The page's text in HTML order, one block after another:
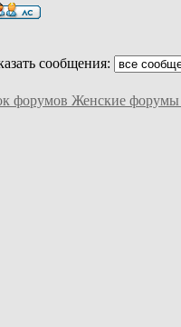
сообщения:
форумов Женские форумы